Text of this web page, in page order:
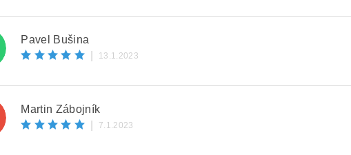
Pavel Bušina
13.1.2023
Martin Zábojník
7.1.2023